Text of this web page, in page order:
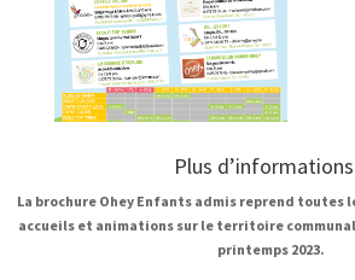
programme d’Accueil Temps Libre :
enfants durant les vacances
Plus
La brochure Ohey Enfants admis reprend toutes
accueils et animations sur le territoire
printemps 2023.